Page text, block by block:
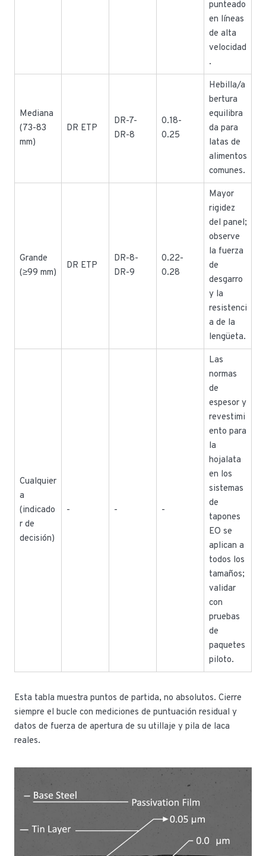
punteado
en líneas
de alta
velocidad
.
Mediana
(73-83
mm)
DR ETP
DR-7-
DR-8
0.18-
0.25
Hebilla/a
bertura
equilibra
da para
latas de
alimentos
comunes.
Grande
(≥99 mm)
DR ETP
DR-8-
DR-9
0.22-
0.28
Mayor
rigidez
del panel;
observe
la fuerza
de
desgarro
y la
resistenci
a de la
lengüeta.
Cualquier
a
(indicado
r de
decisión)
- - -
Las
normas
de
espesor y
revestimi
ento para
la
hojalata
en los
sistemas
de
tapones
EO se
aplican a
todos los
tamaños;
validar
con
pruebas
de
paquetes
piloto.
Esta tabla muestra puntos de partida, no absolutos. Cierre
siempre el bucle con mediciones de puntuación residual y
datos de fuerza de apertura de su utillaje y pila de laca
reales.